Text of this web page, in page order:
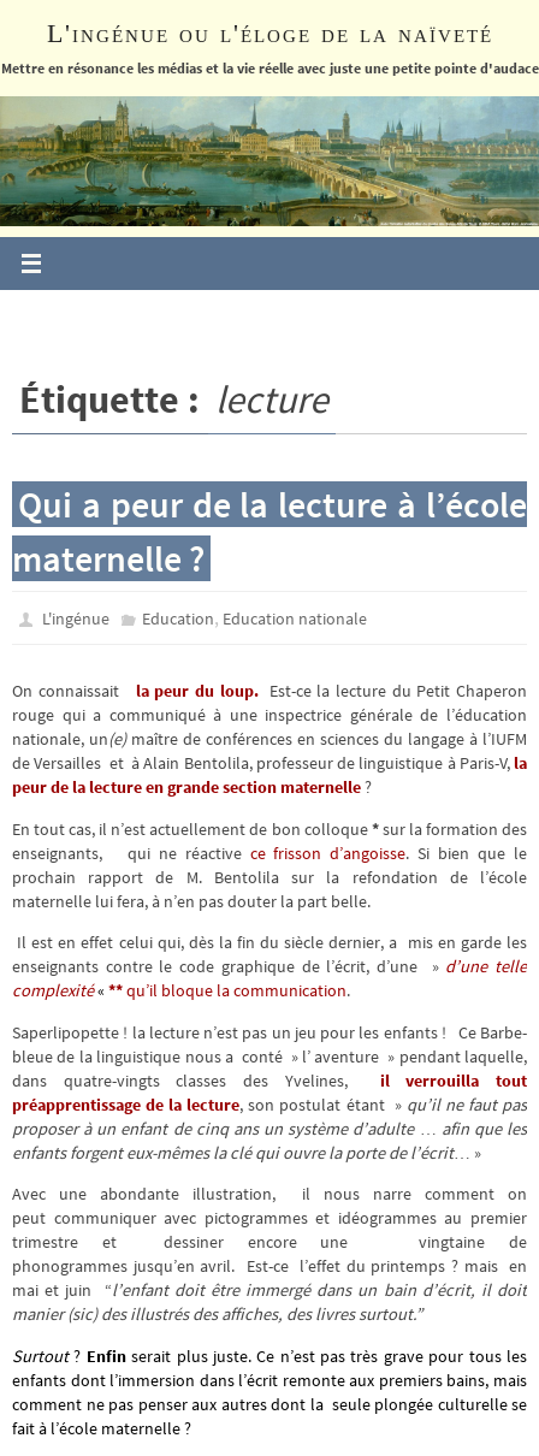
le
L'ingénue ou l'éloge de la naïveté
Mettre en résonance les médias et la vie réelle avec juste une petite pointe d'audace
Étiquette : lecture
Qui a peur de la lecture à l’école
maternelle ?
L'ingénue Education, Education nationale
On connaissait la peur du loup.Est-ce la lecture du Petit Chaperon
rouge qui a communiqué à une inspectrice générale de l’éducation
nationale, un(e) maître de conférences en sciences du langage à l’IUFM
de Versailles et à Alain Bentolila, professeur de linguistique à Paris-V,la
peur de la lecture en grande section maternelle?
En tout cas, il n’est actuellement de bon colloque*sur la formation des
enseignants, qui ne réactive ce frisson d’angoisse. Si bien que le
prochain rapport de M. Bentolila sur la refondation de l’école
maternelle lui fera, à n’en pas douter la part belle.
Il est en effet celui qui, dès la fin du siècle dernier, a mis en garde les
enseignants contre le code graphique de l’écrit, d’une » d’une telle
complexité« **qu’il bloque la communication.
Saperlipopette ! la lecture n’est pas un jeu pour les enfants ! Ce Barbe-
bleue de la linguistique nous a conté » l’ aventure » pendant laquelle,
dans quatre-vingts classes des Yvelines, il verrouilla tout
préapprentissage de la lecture, son postulat étant » qu’il ne faut pas
proposer à un enfant de cinq ans un système d’adulte… afin que les
enfants forgent eux-mêmes la clé qui ouvre la porte de l’écrit… »
Avec une abondante illustration, il nous narre comment on
peut communiquer avec pictogrammes et idéogrammes au premier
trimestre et dessiner encore une vingtaine de
phonogrammes jusqu’en avril. Est-ce l’effet du printemps ? mais en
mai et juin “l’enfant doit être immergé dans un bain d’écrit, il doit
manier (sic) des illustrés des affiches, des livres surtout.”
Surtout? Enfinserait plus juste. Ce n’est pas très grave pour tous les
enfants dont l’immersion dans l’écrit remonte aux premiers bains, mais
comment ne pas penser aux autres dont la seule plongée culturelle se
fait à l’école maternelle ?